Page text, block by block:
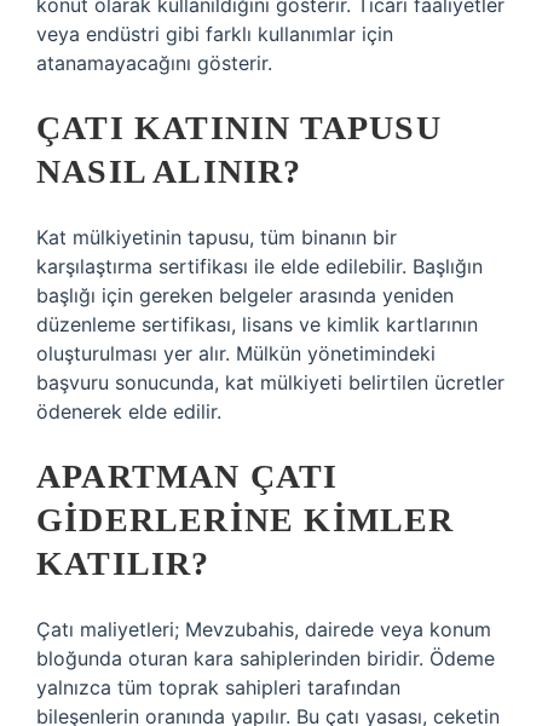
konut olarak kullanıldığını gösterir. Ticari faaliyetler
veya endüstri gibi farklı kullanımlar için
atanamayacağını gösterir.
ÇATI KATININ TAPUSU
NASIL ALINIR?
Kat mülkiyetinin tapusu, tüm binanın bir
karşılaştırma sertifikası ile elde edilebilir. Başlığın
başlığı için gereken belgeler arasında yeniden
düzenleme sertifikası, lisans ve kimlik kartlarının
oluşturulması yer alır. Mülkün yönetimindeki
başvuru sonucunda, kat mülkiyeti belirtilen ücretler
ödenerek elde edilir.
APARTMAN ÇATI
GIDERLERINE KIMLER
KATILIR?
Çatı maliyetleri; Mevzubahis, dairede veya konum
bloğunda oturan kara sahiplerinden biridir. Ödeme
yalnızca tüm toprak sahipleri tarafından
bileşenlerin oranında yapılır. Bu çatı yasası, ceketin